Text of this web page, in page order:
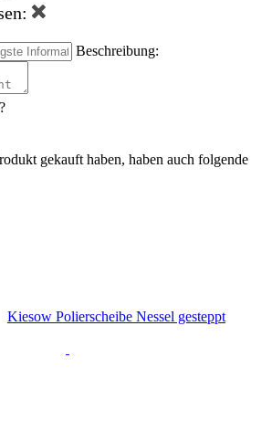
Beschreibung:
gekauft haben, haben auch folgende
Kiesow Polierscheibe Nessel gesteppt